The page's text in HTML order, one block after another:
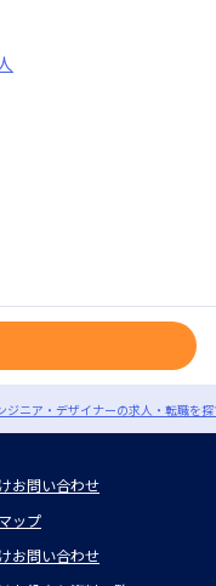
ジニア・デザイナーの求人・転職を
お問い合わせ
ップ
お問い合わせ